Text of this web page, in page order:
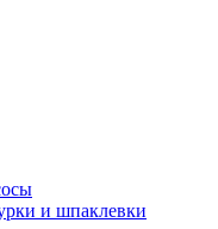
и шпаклевки